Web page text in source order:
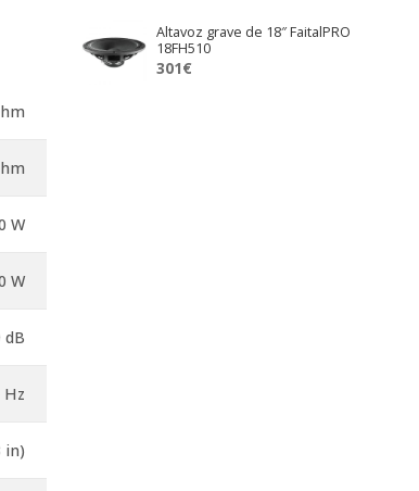
W
W
dB
Hz
in)
era:
423€.
es:
Altavoz grave de 18″ FaitalPRO
18FH510
301€